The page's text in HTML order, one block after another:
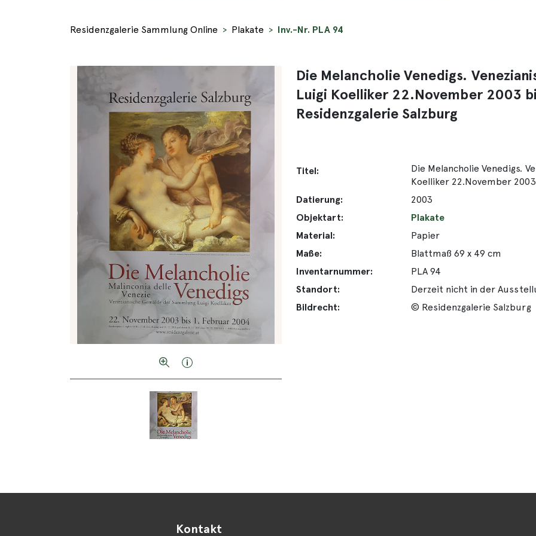
Residenzgalerie Sammlung Online Plakate Inv.-Nr. PLA 94
Die Melancholie Venedigs.
Luigi Koelliker 22.November 2003
Residenzgalerie Salzburg
Titel:
Die Melancholie Venedigs.
Koelliker 22.November
Datierung:
2003
Objektart:
Plakate
Material:
Papier
Maße:
Blattmaß 69 x 49 cm
Inventarnummer:
PLA 94
Standort:
Derzeit nicht in der
Bildrecht:
© Residenzgalerie Salzburg
Kontakt